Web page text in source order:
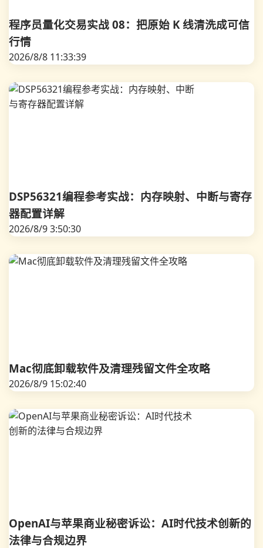
程序员量化交易实战 08：把原始 K 线清洗成可信
行情
2026/8/8 11:33:39
DSP56321编程参考实战：内存映射、中断与寄存
器配置详解
2026/8/9 3:50:30
Mac彻底卸载软件及清理残留文件全攻略
2026/8/9 15:02:40
OpenAI与苹果商业秘密诉讼：AI时代技术创新的
法律与合规边界